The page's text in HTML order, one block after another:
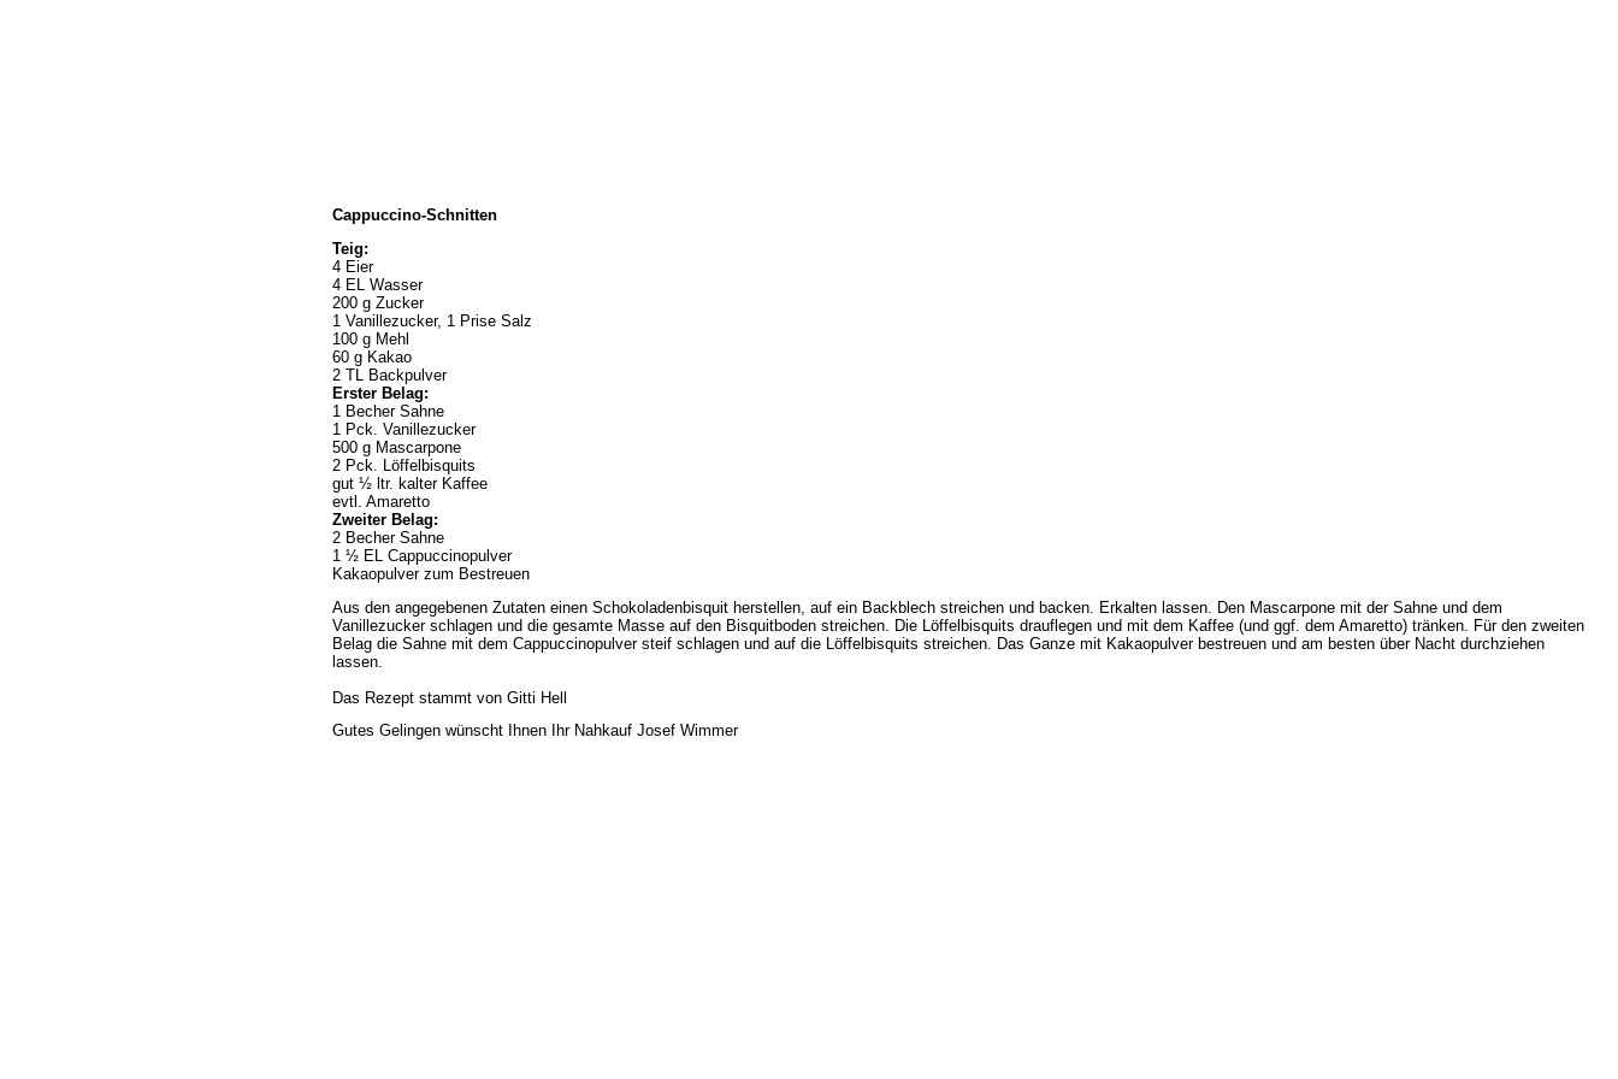
Cappuccino-Schnitten
Teig:
4 Eier
4 EL Wasser
200 g Zucker
1 Vanillezucker, 1 Prise Salz
100 g Mehl
60 g Kakao
2 TL Backpulver
Erster Belag:
1 Becher Sahne
1 Pck. Vanillezucker
500 g Mascarpone
2 Pck. Löffelbisquits
gut ½ ltr. kalter Kaffee
evtl. Amaretto
Zweiter Belag:
2 Becher Sahne
1 ½ EL Cappuccinopulver
Kakaopulver zum Bestreuen
Aus den angegebenen Zutaten einen Schokoladenbisquit herstellen, auf ein Backblech streichen und backen. Erkalten lassen. Den Mascarpone mit der Sahne und dem
Vanillezucker schlagen und die gesamte Masse auf den Bisquitboden streichen. Die Löffelbisquits drauflegen und mit dem Kaffee (und ggf. dem Amaretto) tränken. Für den zweiten
Belag die Sahne mit dem Cappuccinopulver steif schlagen und auf die Löffelbisquits streichen. Das Ganze mit Kakaopulver bestreuen und am besten über Nacht durchziehen
lassen.
Das Rezept stammt von Gitti Hell
Gutes Gelingen wünscht Ihnen Ihr Nahkauf Josef Wimmer